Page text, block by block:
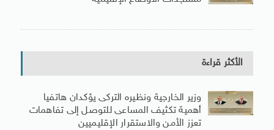
الأكثر قراءة
وزير الخارجية ونظيره التركى يؤكدان هاتفيا
أهمية تكثيف المساعى للتوصل إلى تفاهمات
تعزز الأمن والاستقرار الإقليميين